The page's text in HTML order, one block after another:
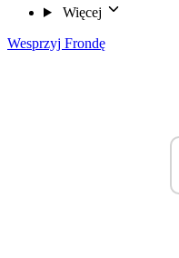
Więcej
Wesprzyj Frondę